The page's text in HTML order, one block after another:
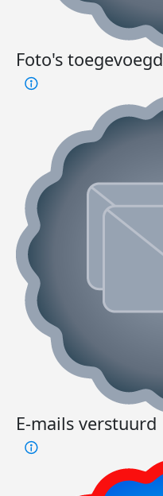
Foto's toegevoegd
E-mails verstuurd